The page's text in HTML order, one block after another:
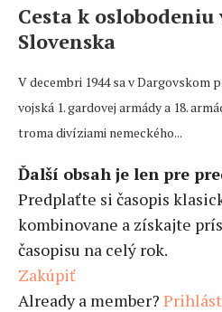
Cesta k
Slovenska
V decembri 1944 sa v Dargovskom
vojská 1. gardovej armády a 18.
troma divíziami nemeckého...
Ďalší obsah je len pre
Predplaťte si časopis
kombinovane a získajte
časopisu na celý rok.
Zakúpiť
Already a member?